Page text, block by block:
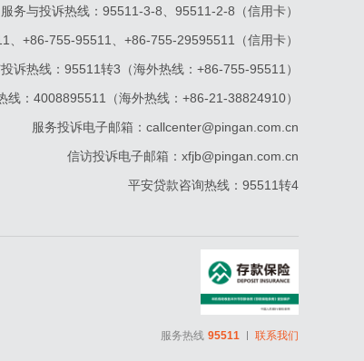
服务与投诉热线：95511-3-8、95511-2-8（信用卡）
、+86-755-95511、+86-755-29595511（信用卡）
诉热线：95511转3（海外热线：+86-755-95511）
线：4008895511（海外热线：+86-21-38824910）
服务投诉电子邮箱：callcenter@pingan.com.cn
信访投诉电子邮箱：xfjb@pingan.com.cn
平安贷款咨询热线：95511转4
服务热线 95511 联系我们